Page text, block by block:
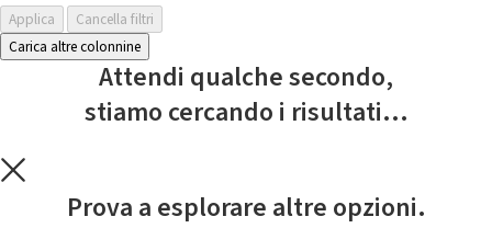
Applica
Cancella filtri
Carica altre colonnine
Attendi qualche secondo,
stiamo cercando i risultati...
Prova a esplorare altre opzioni.